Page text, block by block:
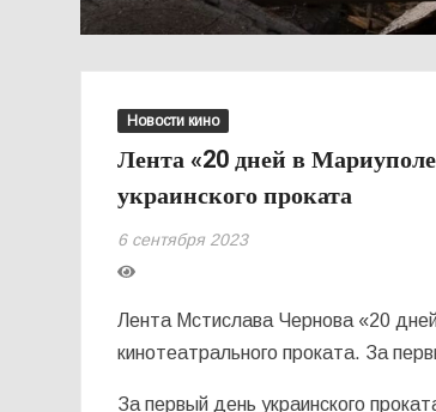
Новости кино
Лента «20 дней в
украинского проката
6 сентября 2023
Лента Мстислава Чернова «20
кинотеатрального проката. За
За первый день украинского